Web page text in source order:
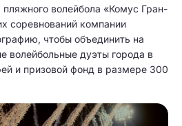
волейбола «Комус Гран-
соревнований компании
чтобы объединить на
волейбольные дуэты города в
и призовой фонд в размере 300